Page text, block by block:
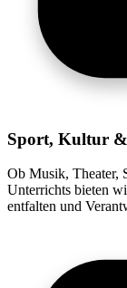
Sport, Kultur
Ob Musik, Theater,
Unterrichts bieten
entfalten und